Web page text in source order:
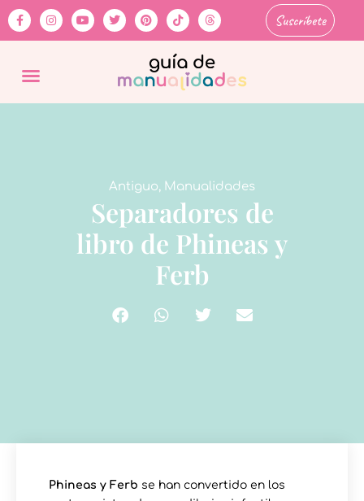
Suscríbete
Antiguo, Manualidades
Separadores de
libro de Phineas y
Ferb
Phineas y Ferb se han convertido en los